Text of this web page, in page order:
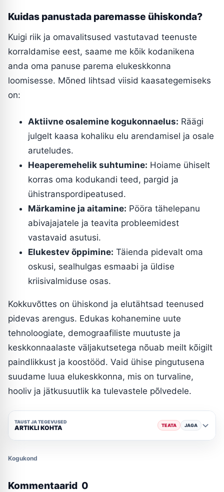
Kuidas panustada paremasse ühiskonda?
Kuigi riik ja omavalitsused vastutavad teenuste
korraldamise eest, saame me kõik kodanikena
anda oma panuse parema elukeskkonna
loomisesse. Mõned lihtsad viisid kaasategemiseks
on:
Aktiivne osalemine kogukonnaelus: Räägi
julgelt kaasa kohaliku elu arendamisel ja osale
aruteludes.
Heaperemehelik suhtumine: Hoiame ühiselt
korras oma kodukandi teed, pargid ja
ühistranspordipeatused.
Märkamine ja aitamine: Pööra tähelepanu
abivajajatele ja teavita probleemidest
vastavaid asutusi.
Elukestev õppimine: Täienda pidevalt oma
oskusi, sealhulgas esmaabi ja üldise
kriisivalmiduse osas.
Kokkuvõttes on ühiskond ja elutähtsad teenused
pidevas arengus. Edukas kohanemine uute
tehnoloogiate, demograafiliste muutuste ja
keskkonnaalaste väljakutsetega nõuab meilt kõigilt
paindlikkust ja koostööd. Vaid ühise pingutusena
suudame luua elukeskkonna, mis on turvaline,
hooliv ja jätkusuutlik ka tulevastele põlvedele.
TAUST JA TEGEVUSED
ARTIKLI KOHTA TEATA JAGA
Kogukond
Kommentaarid 0